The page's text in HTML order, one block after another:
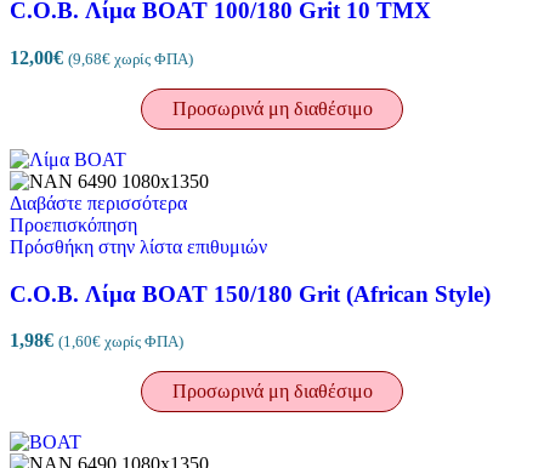
C.O.B. Λίμα BOAT 100/180 Grit 10 TMX
12,00€ (9,68€ χωρίς ΦΠΑ)
Προσωρινά μη διαθέσιμο
Διαβάστε περισσότερα
Προεπισκόπηση
Πρόσθήκη στην λίστα επιθυμιών
C.O.B. Λίμα BOAT 150/180 Grit (African Style)
1,98€ (1,60€ χωρίς ΦΠΑ)
Προσωρινά μη διαθέσιμο